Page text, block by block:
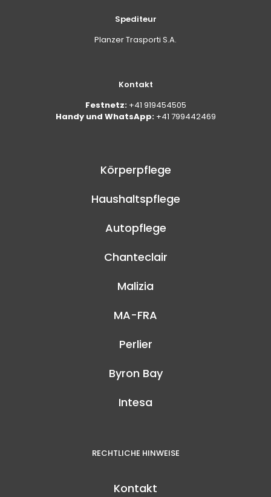
Spediteur
Planzer Trasporti S.A.
Kontakt
Festnetz: +41 919454505
Handy und WhatsApp: +41 799442469
Körperpflege
Haushaltspflege
Autopflege
Chanteclair
Malizia
MA-FRA
Perlier
Byron Bay
Intesa
RECHTLICHE HINWEISE
Kontakt